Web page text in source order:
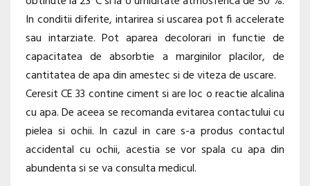
In conditii diferite, intarirea si uscarea pot fi accelerate
sau intarziate. Pot aparea decolorari in functie de
capacitatea de absorbtie a marginilor placilor, de
cantitatea de apa din amestec si de viteza de uscare.
Ceresit CE 33 contine ciment si are loc o reactie alcalina
cu apa. De aceea se recomanda evitarea contactului cu
pielea si ochii. In cazul in care s-a produs contactul
accidental cu ochii, acestia se vor spala cu apa din
abundenta si se va consulta medicul.